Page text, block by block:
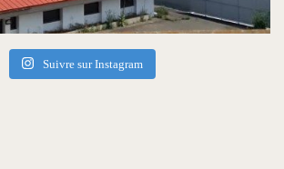
Suivre sur Instagram